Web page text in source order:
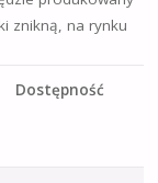
znikną, na rynku
Dostępność